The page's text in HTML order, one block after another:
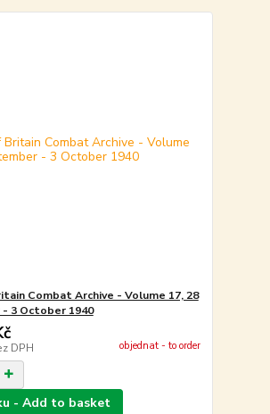
Combat Archive - Volume 17, 28
3 October 1940
DPH objednat - to order
- Add to basket